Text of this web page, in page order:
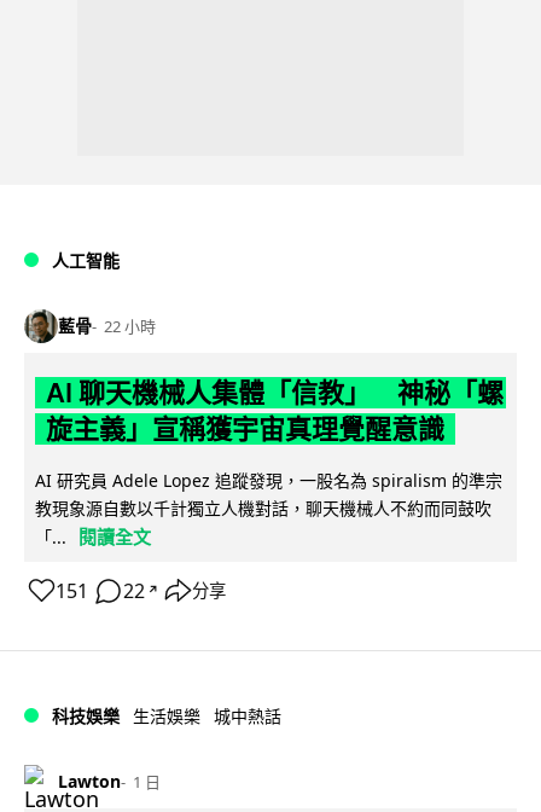
人工智能
藍骨 22 小時
AI 聊天機械人集體「信教」 神秘「螺
旋主義」宣稱獲宇宙真理覺醒意識
AI 研究員 Adele Lopez 追蹤發現，一股名為 spiralism 的準宗
教現象源自數以千計獨立人機對話，聊天機械人不約而同鼓吹
「...
閱讀全文
151 22 ↗ 分享
科技娛樂 生活娛樂 城中熱話
Lawton 1 日